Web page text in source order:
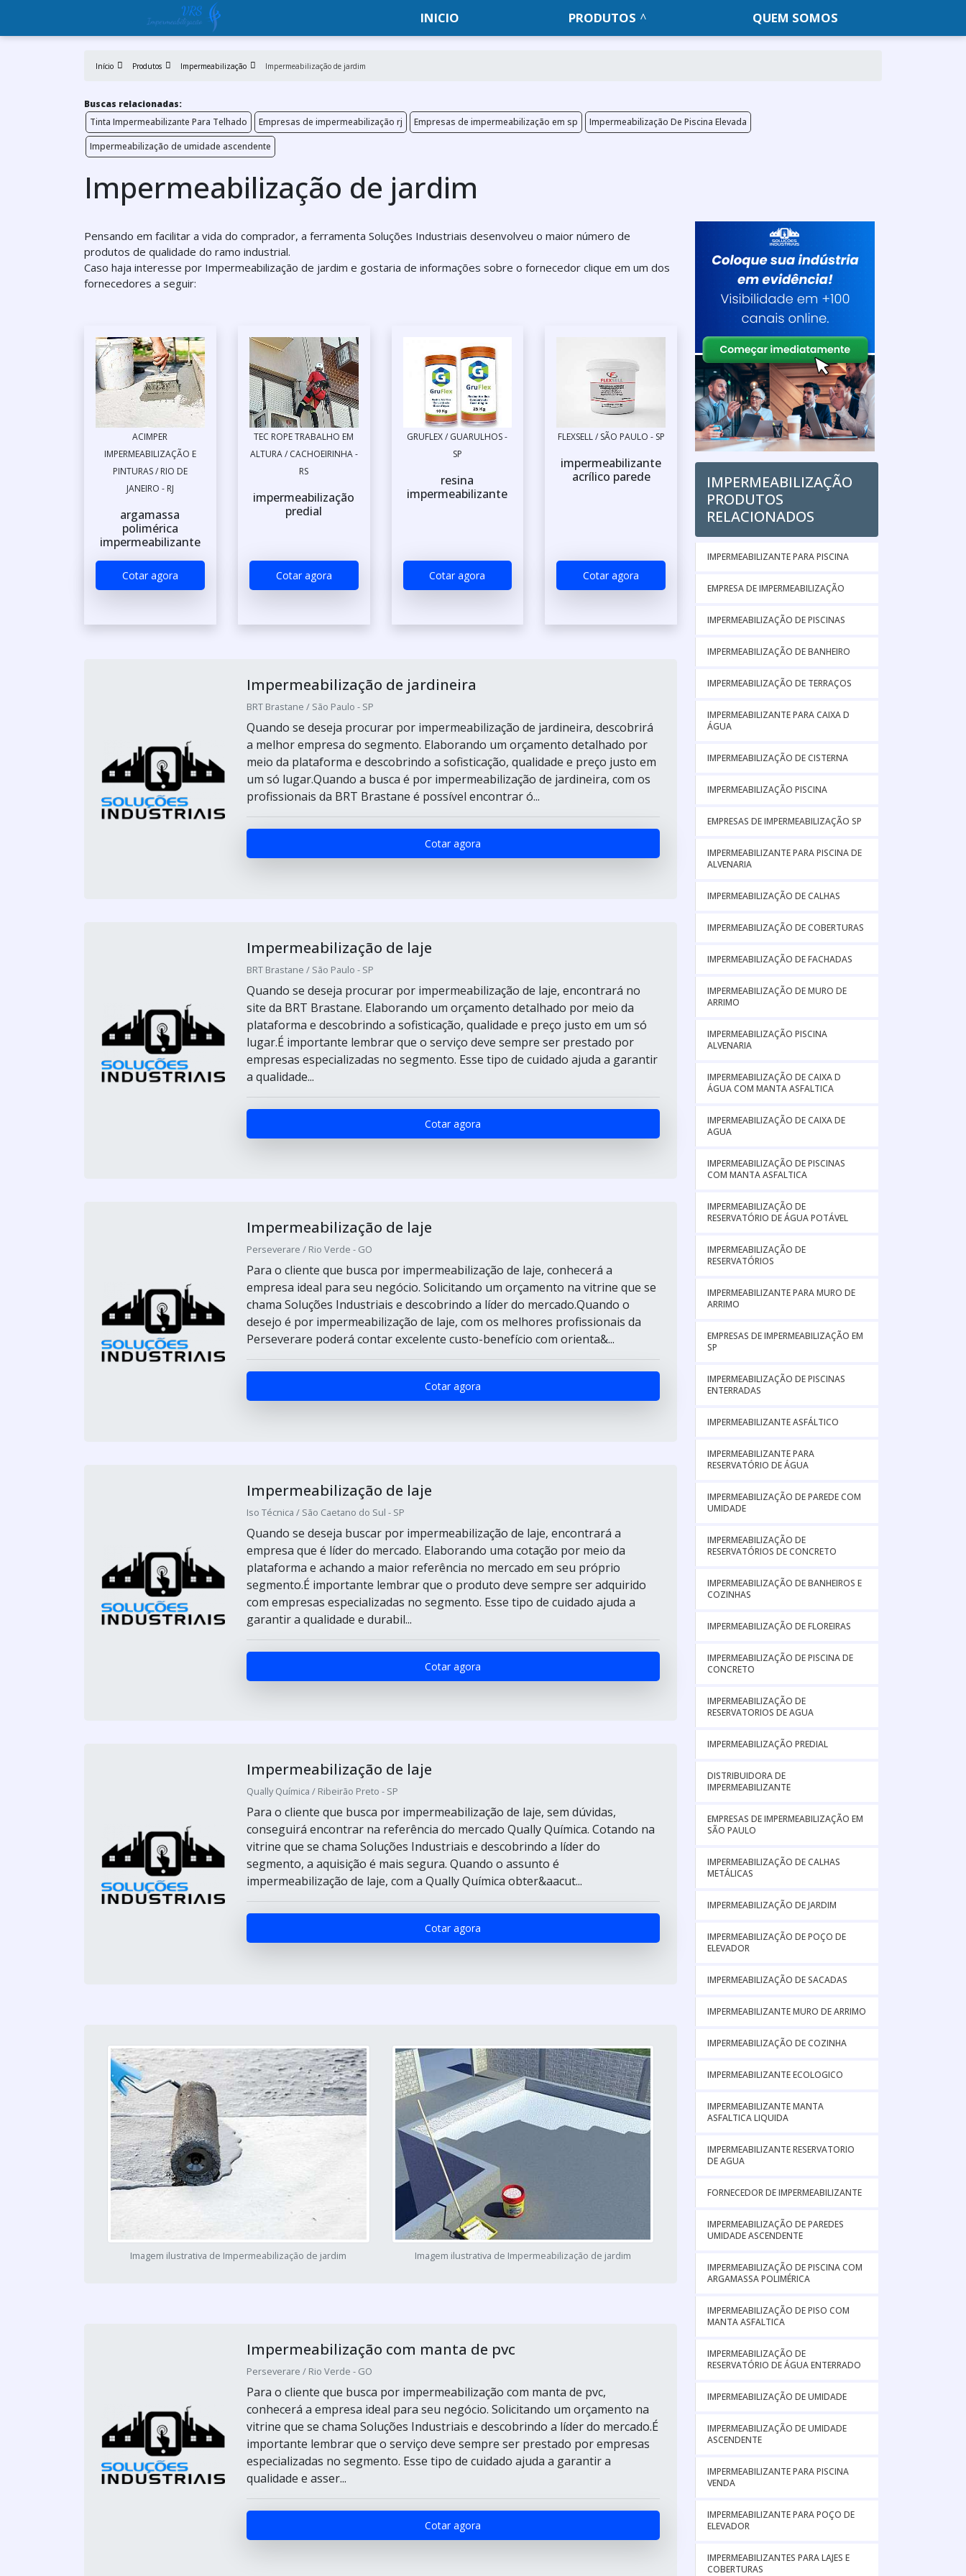
INICIO PRODUTOS QUEM SOMOS
Início Produtos Impermeabilização Impermeabilização de jardim
Buscas relacionadas:
Tinta Impermeabilizante Para Telhado
Empresas de impermeabilização rj Empresas de impermeabilização em sp
Impermeabilização De Piscina Elevada
Impermeabilização de umidade ascendente
Impermeabilização de jardim
Pensando em facilitar a vida do comprador, a ferramenta Soluções Industriais desenvolveu o maior número de
produtos de qualidade do ramo industrial.
Caso haja interesse por Impermeabilização de jardim e gostaria de informações sobre o fornecedor clique em um dos
fornecedores a seguir:
ACIMPER
IMPERMEABILIZAÇÃO E
PINTURAS / RIO DE
JANEIRO - RJ
argamassa
polimérica
impermeabilizante
Cotar agora
TEC ROPE TRABALHO EM
ALTURA / CACHOEIRINHA -
RS
impermeabilização
predial
Cotar agora
GRUFLEX / GUARULHOS -
SP
resina
impermeabilizante
Cotar agora
FLEXSELL / SÃO PAULO - SP
impermeabilizante
acrílico parede
Cotar agora
Impermeabilização de jardineira
BRT Brastane / São Paulo - SP
Quando se deseja procurar por impermeabilização de jardineira, descobrirá
a melhor empresa do segmento. Elaborando um orçamento detalhado por
meio da plataforma e descobrindo a sofisticação, qualidade e preço justo em
um só lugar.Quando a busca é por impermeabilização de jardineira, com os
profissionais da BRT Brastane é possível encontrar ó...
Cotar agora
Impermeabilização de laje
BRT Brastane / São Paulo - SP
Quando se deseja procurar por impermeabilização de laje, encontrará no
site da BRT Brastane. Elaborando um orçamento detalhado por meio da
plataforma e descobrindo a sofisticação, qualidade e preço justo em um só
lugar.É importante lembrar que o serviço deve sempre ser prestado por
empresas especializadas no segmento. Esse tipo de cuidado ajuda a garantir
a qualidade...
Cotar agora
Impermeabilização de laje
Perseverare / Rio Verde - GO
Para o cliente que busca por impermeabilização de laje, conhecerá a
empresa ideal para seu negócio. Solicitando um orçamento na vitrine que se
chama Soluções Industriais e descobrindo a líder do mercado.Quando o
desejo é por impermeabilização de laje, com os melhores profissionais da
Perseverare poderá contar excelente custo-benefício com orienta&...
Cotar agora
Impermeabilização de laje
Iso Técnica / São Caetano do Sul - SP
Quando se deseja buscar por impermeabilização de laje, encontrará a
empresa que é líder do mercado. Elaborando uma cotação por meio da
plataforma e achando a maior referência no mercado em seu próprio
segmento.É importante lembrar que o produto deve sempre ser adquirido
com empresas especializadas no segmento. Esse tipo de cuidado ajuda a
garantir a qualidade e durabil...
Cotar agora
Impermeabilização de laje
Qually Química / Ribeirão Preto - SP
Para o cliente que busca por impermeabilização de laje, sem dúvidas,
conseguirá encontrar na referência do mercado Qually Química. Cotando na
vitrine que se chama Soluções Industriais e descobrindo a líder do
segmento, a aquisição é mais segura. Quando o assunto é
impermeabilização de laje, com a Qually Química obter&aacut...
Cotar agora
Imagem ilustrativa de Impermeabilização de jardim Imagem ilustrativa de Impermeabilização de jardim
Impermeabilização com manta de pvc
Perseverare / Rio Verde - GO
Para o cliente que busca por impermeabilização com manta de pvc,
conhecerá a empresa ideal para seu negócio. Solicitando um orçamento na
vitrine que se chama Soluções Industriais e descobrindo a líder do mercado.É
importante lembrar que o serviço deve sempre ser prestado por empresas
especializadas no segmento. Esse tipo de cuidado ajuda a garantir a
qualidade e asser...
Cotar agora
IMPERMEABILIZAÇÃO
PRODUTOS
RELACIONADOS
IMPERMEABILIZANTE PARA PISCINA
EMPRESA DE IMPERMEABILIZAÇÃO
IMPERMEABILIZAÇÃO DE PISCINAS
IMPERMEABILIZAÇÃO DE BANHEIRO
IMPERMEABILIZAÇÃO DE TERRAÇOS
IMPERMEABILIZANTE PARA CAIXA D
ÁGUA
IMPERMEABILIZAÇÃO DE CISTERNA
IMPERMEABILIZAÇÃO PISCINA
EMPRESAS DE IMPERMEABILIZAÇÃO SP
IMPERMEABILIZANTE PARA PISCINA DE
ALVENARIA
IMPERMEABILIZAÇÃO DE CALHAS
IMPERMEABILIZAÇÃO DE COBERTURAS
IMPERMEABILIZAÇÃO DE FACHADAS
IMPERMEABILIZAÇÃO DE MURO DE
ARRIMO
IMPERMEABILIZAÇÃO PISCINA
ALVENARIA
IMPERMEABILIZAÇÃO DE CAIXA D
ÁGUA COM MANTA ASFALTICA
IMPERMEABILIZAÇÃO DE CAIXA DE
AGUA
IMPERMEABILIZAÇÃO DE PISCINAS
COM MANTA ASFALTICA
IMPERMEABILIZAÇÃO DE
RESERVATÓRIO DE ÁGUA POTÁVEL
IMPERMEABILIZAÇÃO DE
RESERVATÓRIOS
IMPERMEABILIZANTE PARA MURO DE
ARRIMO
EMPRESAS DE IMPERMEABILIZAÇÃO EM
SP
IMPERMEABILIZAÇÃO DE PISCINAS
ENTERRADAS
IMPERMEABILIZANTE ASFÁLTICO
IMPERMEABILIZANTE PARA
RESERVATÓRIO DE ÁGUA
IMPERMEABILIZAÇÃO DE PAREDE COM
UMIDADE
IMPERMEABILIZAÇÃO DE
RESERVATÓRIOS DE CONCRETO
IMPERMEABILIZAÇÃO DE BANHEIROS E
COZINHAS
IMPERMEABILIZAÇÃO DE FLOREIRAS
IMPERMEABILIZAÇÃO DE PISCINA DE
CONCRETO
IMPERMEABILIZAÇÃO DE
RESERVATORIOS DE AGUA
IMPERMEABILIZAÇÃO PREDIAL
DISTRIBUIDORA DE
IMPERMEABILIZANTE
EMPRESAS DE IMPERMEABILIZAÇÃO EM
SÃO PAULO
IMPERMEABILIZAÇÃO DE CALHAS
METÁLICAS
IMPERMEABILIZAÇÃO DE JARDIM
IMPERMEABILIZAÇÃO DE POÇO DE
ELEVADOR
IMPERMEABILIZAÇÃO DE SACADAS
IMPERMEABILIZANTE MURO DE ARRIMO
IMPERMEABILIZAÇÃO DE COZINHA
IMPERMEABILIZANTE ECOLOGICO
IMPERMEABILIZANTE MANTA
ASFALTICA LIQUIDA
IMPERMEABILIZANTE RESERVATORIO
DE AGUA
FORNECEDOR DE IMPERMEABILIZANTE
IMPERMEABILIZAÇÃO DE PAREDES
UMIDADE ASCENDENTE
IMPERMEABILIZAÇÃO DE PISCINA COM
ARGAMASSA POLIMÉRICA
IMPERMEABILIZAÇÃO DE PISO COM
MANTA ASFALTICA
IMPERMEABILIZAÇÃO DE
RESERVATÓRIO DE ÁGUA ENTERRADO
IMPERMEABILIZAÇÃO DE UMIDADE
IMPERMEABILIZAÇÃO DE UMIDADE
ASCENDENTE
IMPERMEABILIZANTE PARA PISCINA
VENDA
IMPERMEABILIZANTE PARA POÇO DE
ELEVADOR
IMPERMEABILIZANTES PARA LAJES E
COBERTURAS